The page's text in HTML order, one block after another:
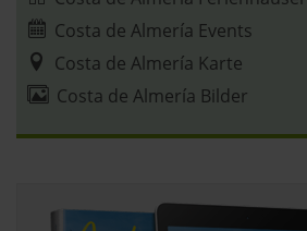
Costa de Almería Events
Costa de Almería Karte
Costa de Almería Bilder